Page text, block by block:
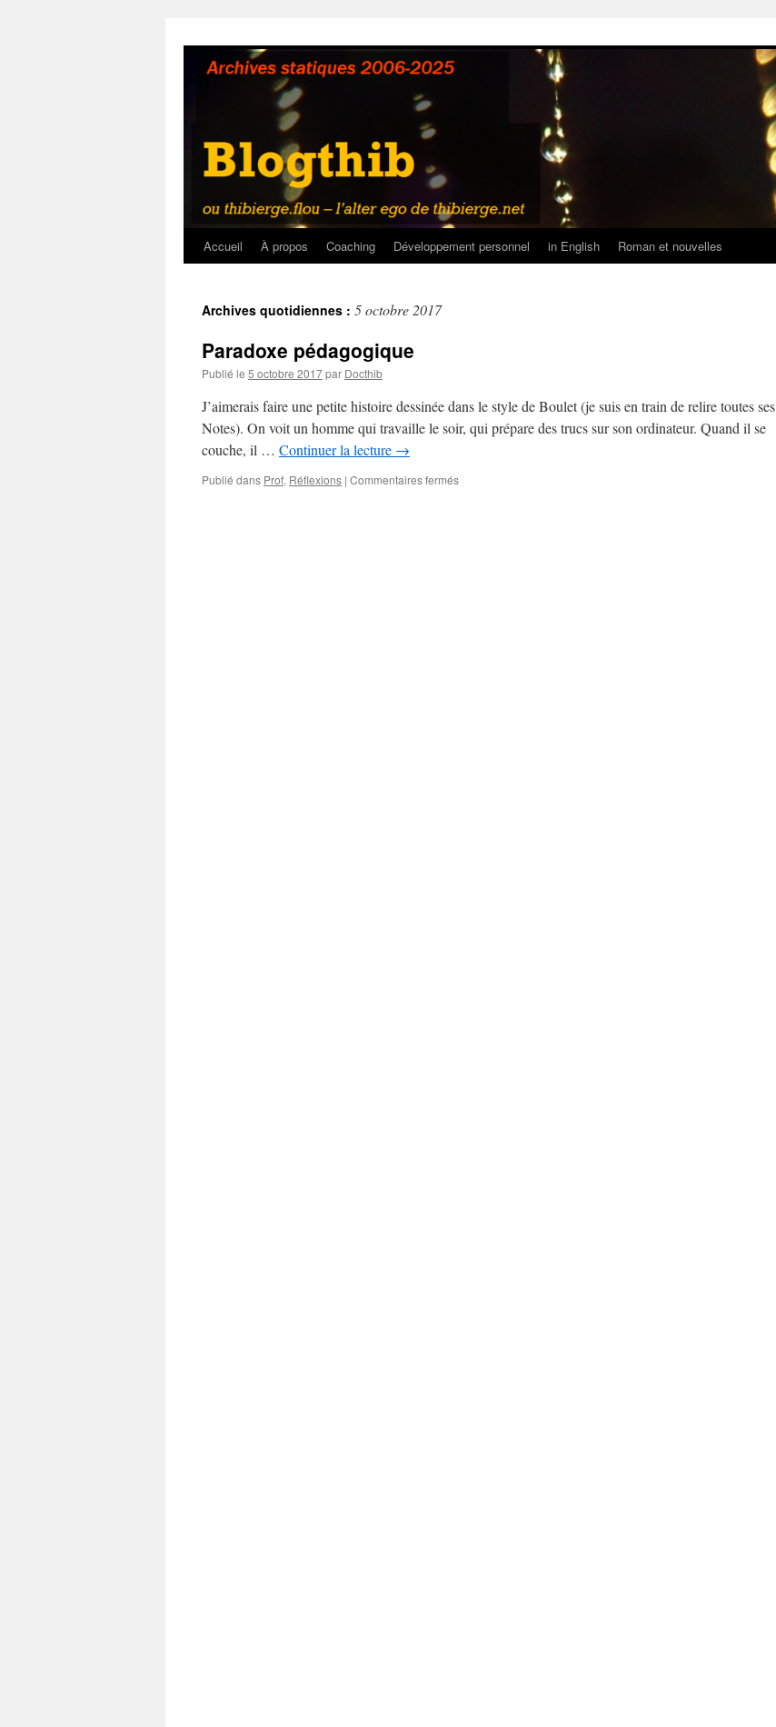
contenu
Accueil À propos Coaching Développement personnel in English Roman et nouvelles
Archives quotidiennes : 5 octobre 2017
Paradoxe pédagogique
Publié le 5 octobre 2017par Docthib
J’aimerais faire une petite histoire dessinée dans le style de Boulet (je suis en train de relire toutes ses
Notes). On voit un homme qui travaille le soir, qui prépare des trucs sur son ordinateur. Quand il se
couche, il … Continuer la lecture →
Publié dans Prof, Réflexions | Commentaires ferméssur